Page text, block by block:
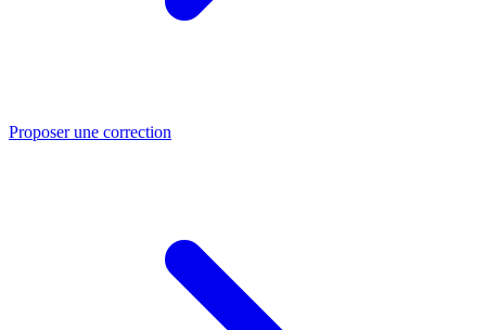
Proposer une correction